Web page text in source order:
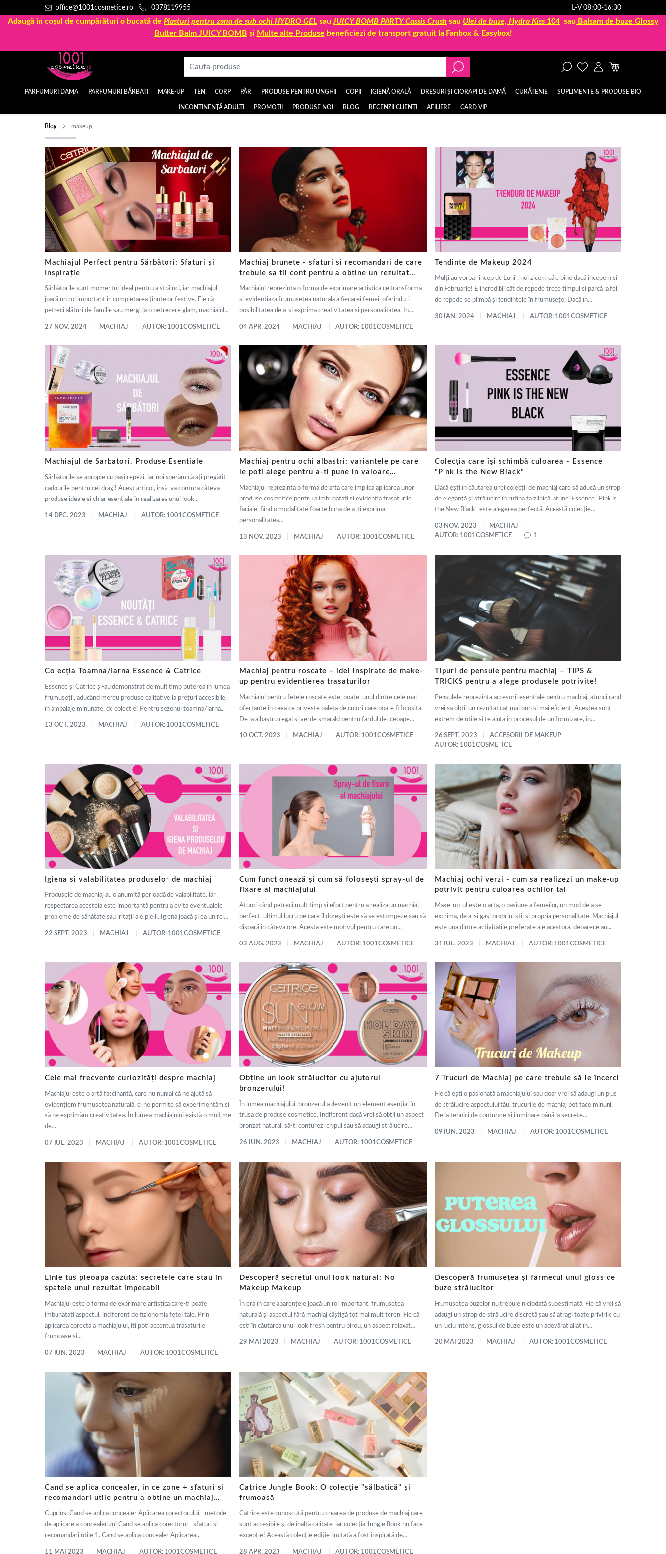
office@1001cosmetice.ro 0378119955 L-V 08:00-16:30
Adaugă în coșul de cumpărături o bucată de Plasturi pentru zona de sub ochi HYDRO GEL sau JUICY BOMB PARTY Cassis Crush sau Ulei de buze, Hydra Kiss 104 sau Balsam de buze Glossy
Butter Balm JUICY BOMB și Multe alte Produse beneficiezi de transport gratuit la Fanbox & Easybox!
PARFUMURI DAMA PARFUMURI BĂRBAȚI MAKE-UP TEN CORP PĂR PRODUSE PENTRU UNGHII COPII IGIENĂ ORALĂ DRESURI ȘI CIORAPI DE DAMĂ CURĂȚENIE SUPLIMENTE & PRODUSE BIO
INCONTINENȚĂ ADULȚI PROMOȚII PRODUSE NOI BLOG RECENZII CLIENȚI AFILIERE CARD VIP
Blog makeup
Machiajul Perfect pentru Sărbători: Sfaturi și
Inspirație
Sărbătorile sunt momentul ideal pentru a străluci, iar machiajul
joacă un rol important în completarea ținutelor festive. Fie că
petreci alături de familie sau mergi la o petrecere glam, machiajul...
27 NOV. 2024 MACHIAJ AUTOR: 1001COSMETICE
Machiaj brunete - sfaturi si recomandari de care
trebuie sa tii cont pentru a obtine un rezultat
Machiajul reprezinta o forma de exprimare artistica ce transforma
si evidentiaza frumusetea naturala a fiecarei femei, oferindu-i
posibilitatea de a-si exprima creativitatea si personalitatea. In...
04 APR. 2024 MACHIAJ AUTOR: 1001COSMETICE
Tendinte de Makeup 2024
Mulți au vorba "încep de Luni", noi zicem că e bine dacă începem și
din Februarie! E incredibil cât de repede trece timpul și parcă la fel
de repede se plimbă și tendințele în frumusețe. Dacă în...
30 IAN. 2024 MACHIAJ AUTOR: 1001COSMETICE
Machiajul de Sarbatori. Produse Esentiale
Sărbătorile se apropie cu pași repezi, iar noi sperăm că ați pregătit
cadourile pentru cei dragi! Acest articol, însă, va contura câteva
produse ideale și chiar esențiale în realizarea unui look...
14 DEC. 2023 MACHIAJ AUTOR: 1001COSMETICE
Machiaj pentru ochi albastri: variantele pe care
le poti alege pentru a-ti pune in valoare
Machiajul reprezinta o forma de arta care implica aplicarea unor
produse cosmetice pentru a imbunatati si evidentia trasaturile
faciale, fiind o modalitate foarte buna de a-ti exprima
personalitatea...
13 NOV. 2023 MACHIAJ AUTOR: 1001COSMETICE
Colecția care își schimbă culoarea - Essence
"Pink is the New Black"
Dacă ești în căutarea unei colecții de machiaj care să aducă un strop
de eleganță și strălucire în rutina ta zilnică, atunci Essence "Pink is
the New Black" este alegerea perfectă. Această colecție...
03 NOV. 2023
MACHIAJ
AUTOR: 1001COSMETICE
1
Colecția Toamna/Iarna Essence & Catrice
Essence și Catrice și-au demonstrat de mult timp puterea în lumea
frumuseții, aducând mereu produse calitative la prețuri accesibile,
în ambalaje minunate, de colecție! Pentru sezonul toamna/iarna...
13 OCT. 2023 MACHIAJ AUTOR: 1001COSMETICE
Machiaj pentru roscate – idei inspirate de make-
up pentru evidentierea trasaturilor
Machiajul pentru fetele roscate este, poate, unul dintre cele mai
ofertante in ceea ce priveste paleta de culori care poate fi folosita.
De la albastru regal si verde smarald pentru fardul de pleoape...
10 OCT. 2023 MACHIAJ AUTOR: 1001COSMETICE
Tipuri de pensule pentru machiaj – TIPS &
TRICKS pentru a alege produsele potrivite!
Pensulele reprezinta accesorii esentiale pentru machiaj, atunci cand
vrei sa obtii un rezultat cat mai bun si mai eficient. Acestea sunt
extrem de utile si te ajuta in procesul de uniformizare, in...
26 SEPT. 2023
ACCESORII DE MAKEUP
AUTOR: 1001COSMETICE
Igiena si valabilitatea produselor de machiaj
Produsele de machiaj au o anumită perioadă de valabilitate, iar
respectarea acesteia este importantă pentru a evita eventualele
probleme de sănătate sau iritații ale pielii. Igiena joacă și ea un rol...
22 SEPT. 2023 MACHIAJ AUTOR: 1001COSMETICE
Cum funcționează și cum să folosești spray-ul de
fixare al machiajului
Atunci când petreci mult timp și efort pentru a realiza un machiaj
perfect, ultimul lucru pe care îl dorești este să se estompeze sau să
dispară în câteva ore. Acesta este motivul pentru care un...
03 AUG. 2023 MACHIAJ AUTOR: 1001COSMETICE
Machiaj ochi verzi - cum sa realizezi un make-up
potrivit pentru culoarea ochilor tai
Make-up-ul este o arta, o pasiune a femeilor, un mod de a se
exprima, de a-si gasi propriul stil si propria personalitate. Machiajul
este una dintre activitatile preferate ale acestora, deoarece au...
31 IUL. 2023 MACHIAJ AUTOR: 1001COSMETICE
Cele mai frecvente curiozități despre machiaj
Machiajul este o artă fascinantă, care nu numai că ne ajută să
evidențiem frumusețea naturală, ci ne permite să experimentăm și
să ne exprimăm creativitatea. În lumea machiajului există o mulțime
de...
07 IUL. 2023 MACHIAJ AUTOR: 1001COSMETICE
Obține un look strălucitor cu ajutorul
bronzerului!
În lumea machiajului, bronzerul a devenit un element esențial în
trusa de produse cosmetice. Indiferent dacă vrei să obții un aspect
bronzat natural, să-ți conturezi chipul sau să adaugi strălucire...
26 IUN. 2023 MACHIAJ AUTOR: 1001COSMETICE
7 Trucuri de Machiaj pe care trebuie să le încerci
Fie că ești o pasionată a machiajului sau doar vrei să adaugi un plus
de strălucire aspectului tău, trucurile de machiaj pot face minuni.
De la tehnici de conturare și iluminare până la secrete...
09 IUN. 2023 MACHIAJ AUTOR: 1001COSMETICE
Linie tus pleoapa cazuta: secretele care stau in
spatele unui rezultat impecabil
Machiajul este o forma de exprimare artistica care-ti poate
imbunatati aspectul, indiferent de fizionomia fetei tale. Prin
aplicarea corecta a machiajului, iti poti accentua trasaturile
frumoase si...
07 IUN. 2023 MACHIAJ AUTOR: 1001COSMETICE
Descoperă secretul unui look natural: No
Makeup Makeup
În era în care aparențele joacă un rol important, frumusețea
naturală și aspectul fără machiaj câștigă tot mai mult teren. Fie că
ești în căutarea unui look fresh pentru birou, un aspect relaxat...
29 MAI 2023 MACHIAJ AUTOR: 1001COSMETICE
Descoperă frumusețea și farmecul unui gloss de
buze strălucitor
Frumusețea buzelor nu trebuie niciodată subestimată. Fie că vrei să
adaugi un strop de strălucire discretă sau să atragi toate privirile cu
un luciu intens, glossul de buze este un adevărat aliat în...
20 MAI 2023 MACHIAJ AUTOR: 1001COSMETICE
Cand se aplica concealer, in ce zone + sfaturi si
recomandari utile pentru a obtine un machiaj
Cuprins: Cand se aplica concealer Aplicarea corectorului - metode
de aplicare a concealerului Cand se aplica corectorul - sfaturi si
recomandari utile 1. Cand se aplica concealer Aplicarea...
11 MAI 2023 MACHIAJ AUTOR: 1001COSMETICE
Catrice Jungle Book: O colecție "sălbatică" și
frumoasă
Catrice este cunoscută pentru crearea de produse de machiaj care
sunt accesibile și de înaltă calitate, iar colecția Jungle Book nu face
excepție! Această colecție ediție limitată a fost inspirată de...
28 APR. 2023 MACHIAJ AUTOR: 1001COSMETICE